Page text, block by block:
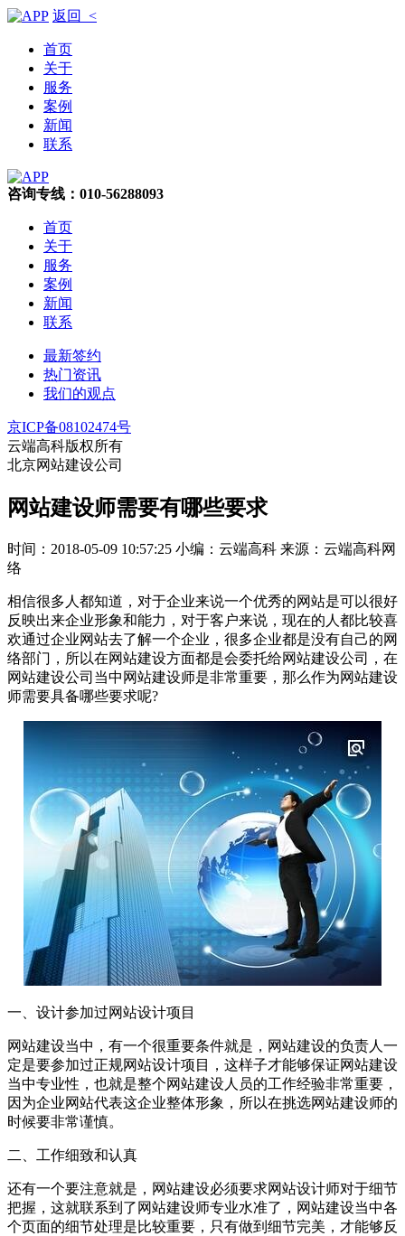
返回 <
首页
关于
服务
案例
新闻
联系
咨询专线：010-56288093
首页
关于
服务
案例
新闻
联系
最新签约
热门资讯
我们的观点
京ICP备08102474号
云端高科版权所有
北京网站建设公司
网站建设师需要有哪些要求
时间：2018-05-09 10:57:25 小编：云端高科 来源：云端高科网
络
相信很多人都知道，对于企业来说一个优秀的网站是可以很好
反映出来企业形象和能力，对于客户来说，现在的人都比较喜
欢通过企业网站去了解一个企业，很多企业都是没有自己的网
络部门，所以在网站建设方面都是会委托给网站建设公司，在
网站建设公司当中网站建设师是非常重要，那么作为网站建设
师需要具备哪些要求呢?
一、设计参加过网站设计项目
网站建设当中，有一个很重要条件就是，网站建设的负责人一
定是要参加过正规网站设计项目，这样子才能够保证网站建设
当中专业性，也就是整个网站建设人员的工作经验非常重要，
因为企业网站代表这企业整体形象，所以在挑选网站建设师的
时候要非常谨慎。
二、工作细致和认真
还有一个要注意就是，网站建设必须要求网站设计师对于细节
把握，这就联系到了网站建设师专业水准了，网站建设当中各
个页面的细节处理是比较重要，只有做到细节完美，才能够反